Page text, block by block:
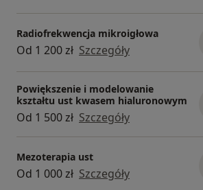
Radiofrekwencja mikroigłowa
Od 1 200 zł Szczegóły
Powiększenie i modelowanie
kształtu ust kwasem hialuronowym
Od 1 500 zł Szczegóły
Mezoterapia ust
Od 1 000 zł Szczegóły